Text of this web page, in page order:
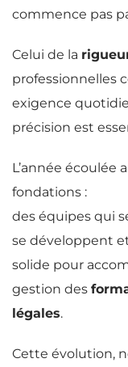
commence pas
Celui de la
professionnelles
exigence
précision est
L’année écoulée
fondations :
des équipes qui
se développent
solide pour
gestion des
légales.
Cette évolution,